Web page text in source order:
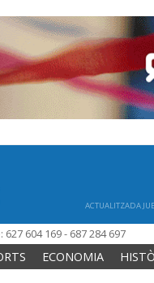
ACTUALITZADA
604 169 - 687 284 697
ECONOMIA